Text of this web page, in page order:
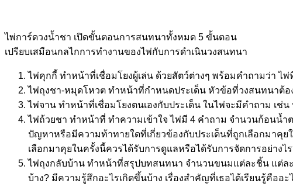
ไพ่การ์ดวงน้ำชา เปิดขั้นตอนการสนทนาทั้งหมด 5 ขั้นตอน
เปรียบเสมือนกลไกการทำงานของไพ่กับการดำเนินวงสนทนา
ไพ่คุกกี้ ทำหน้าที่เชื่อมโยงผู้เล่น ด้วยสัตว์ต่างๆ พร้อมคำถามว่า ไพ่
ไพ่ถุงชา-หมุดโหวต ทำหน้าที่กำหนดประเด็น หัวข้อที่วงสนทนาต้
ไพ่จาน ทำหน้าที่เชื่อมโยงตนเองกับประเด็น ในไพ่จะมีคำถาม เ
ไพ่ถ้วยชา ทำหน้าที่ ทำความเข้าใจ ไพ่มี 4 คำถาม จำนวนก้อนน้ำ
ปัญหาหรือมีความท้าทายใดที่เกี่ยวข้องกับประเด็นที่ถูกเลือกมาคุย
เลือกมาคุยในครั้งนี้ควรได้รับการดูแลหรือได้รับการจัดการอย่างไ
ไพ่ถุงกลับบ้าน ทำหน้าที่สรุปบทสนทนา จำนวนขนมแต่ละชิ้น แต่ล
บ้าง? มีความรู้สึกอะไรเกิดขึ้นบ้าง เรื่องสำคัญที่เธอได้เรียนรู้คืออ